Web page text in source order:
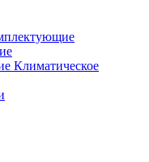
Климатическое